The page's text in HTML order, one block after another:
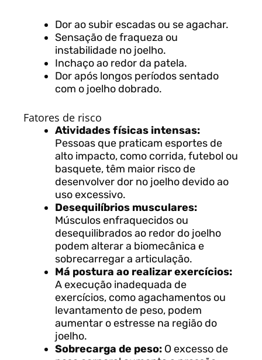
Dor ao subir escadas ou se agachar.
Sensação de fraqueza ou
instabilidade no joelho.
Inchaço ao redor da patela.
Dor após longos períodos sentado
com o joelho dobrado.
Fatores de risco
Atividades físicas intensas:
Pessoas que praticam esportes de
alto impacto, como corrida, futebol ou
basquete, têm maior risco de
desenvolver dor no joelho devido ao
uso excessivo.
Desequilíbrios musculares:
Músculos enfraquecidos ou
desequilibrados ao redor do joelho
podem alterar a biomecânica e
sobrecarregar a articulação.
Má postura ao realizar exercícios:
A execução inadequada de
exercícios, como agachamentos ou
levantamento de peso, podem
aumentar o estresse na região do
joelho.
Sobrecarga de peso: O excesso de